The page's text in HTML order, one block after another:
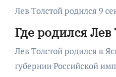
Лев Толстой родился 9
Где родился Лев
Лев Толстой родился в
губернии Российской